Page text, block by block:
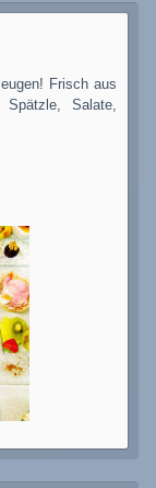
Frisch aus
Spätzle,
Salate,